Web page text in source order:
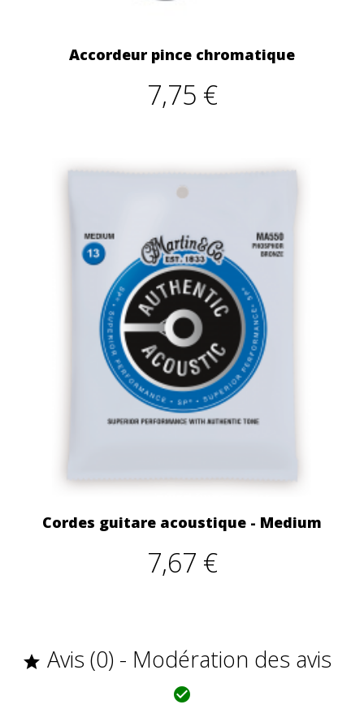
Accordeur pince chromatique
7,75 €
Cordes guitare acoustique - Medium
7,67 €
 Avis (0) - Modération des avis
